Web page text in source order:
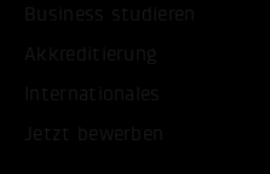
Business studieren
Akkreditierung
Internationales
Jetzt bewerben